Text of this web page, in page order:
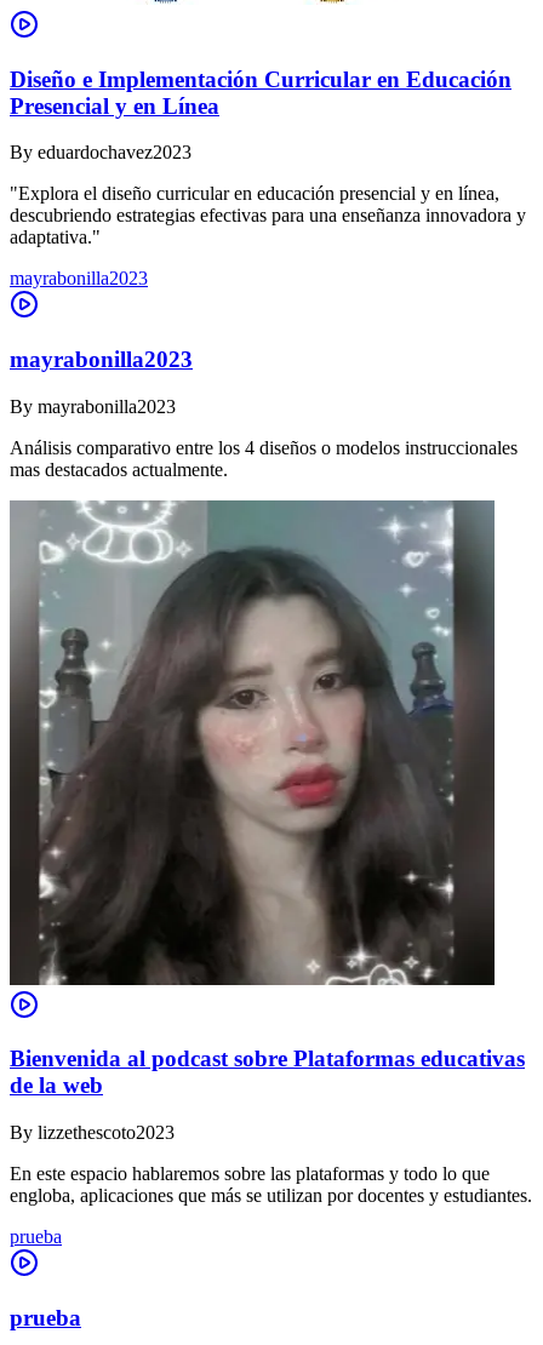
Diseño e Implementación Curricular en Educación
Presencial y en Línea
By eduardochavez2023
"Explora el diseño curricular en educación presencial y en línea,
descubriendo estrategias efectivas para una enseñanza innovadora y
adaptativa."
mayrabonilla2023
mayrabonilla2023
By mayrabonilla2023
Análisis comparativo entre los 4 diseños o modelos instruccionales
mas destacados actualmente.
Bienvenida al podcast sobre Plataformas educativas
de la web
By lizzethescoto2023
En este espacio hablaremos sobre las plataformas y todo lo que
engloba, aplicaciones que más se utilizan por docentes y estudiantes.
prueba
prueba